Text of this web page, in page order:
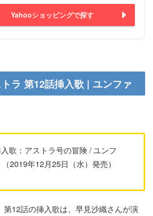
Yahooショッピングで探す
ラ 第12話挿入歌 | ユンファ
歌：アストラ号の冒険 / ユンフ
2019年12月25日（水）発売）
第12話の挿入歌は、早見沙織さんが演